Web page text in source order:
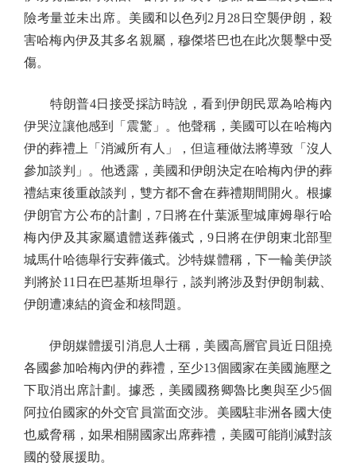
險考量並未出席。美國和以色列2月28日空襲伊朗，殺
害哈梅內伊及其多名親屬，穆傑塔巴也在此次襲擊中受
傷。
特朗普4日接受採訪時說，看到伊朗民眾為哈梅內
伊哭泣讓他感到「震驚」。他聲稱，美國可以在哈梅內
伊的葬禮上「消滅所有人」，但這種做法將導致「沒人
參加談判」。他透露，美國和伊朗決定在哈梅內伊的葬
禮結束後重啟談判，雙方都不會在葬禮期間開火。根據
伊朗官方公布的計劃，7日將在什葉派聖城庫姆舉行哈
梅內伊及其家屬遺體送葬儀式，9日將在伊朗東北部聖
城馬什哈德舉行安葬儀式。沙特媒體稱，下一輪美伊談
判將於11日在巴基斯坦舉行，談判將涉及對伊朗制裁、
伊朗遭凍結的資金和核問題。
伊朗媒體援引消息人士稱，美國高層官員近日阻撓
各國參加哈梅內伊的葬禮，至少13個國家在美國施壓之
下取消出席計劃。據悉，美國國務卿魯比奧與至少5個
阿拉伯國家的外交官員當面交涉。美國駐非洲各國大使
也威脅稱，如果相關國家出席葬禮，美國可能削減對該
國的發展援助。